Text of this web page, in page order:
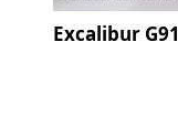
Excalibur